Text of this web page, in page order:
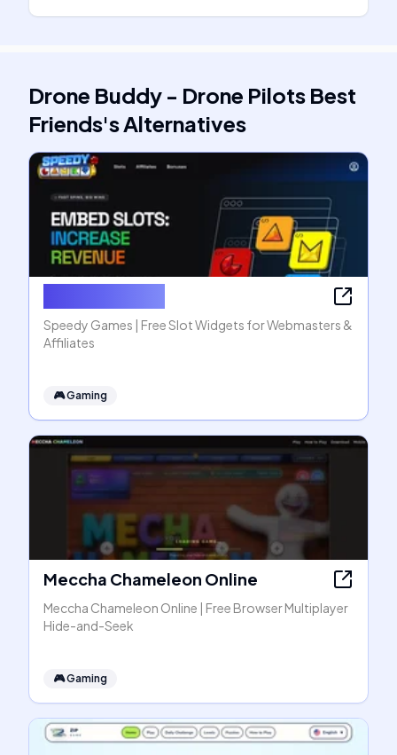
Drone Buddy - Drone Pilots Best
Friends'sAlternatives
Speedy Games | Free Slot Widgets for Webmasters &
Affiliates
🎮Gaming
Meccha Chameleon Online
Meccha Chameleon Online | Free Browser Multiplayer
Hide-and-Seek
🎮Gaming